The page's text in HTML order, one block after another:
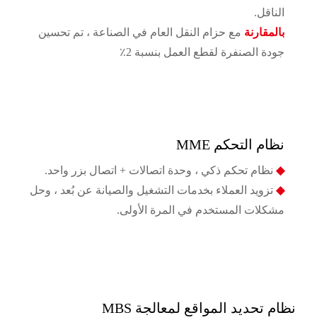
الناقل.
بالمقارنة مع حزام النقل العام في الصناعة ، تم تحسين
جودة الصنفرة لقطع العمل بنسبة 2٪
نظام التحكم MME
◆نظام تحكم ذكي ، وحدة اتصالات + اتصال بزر واحد.
◆تزويد العملاء بخدمات التشغيل والصيانة عن بُعد ، وحل
مشكلات المستخدم في المرة الأولى.
نظام تحديد المواقع لمعالجة MBS